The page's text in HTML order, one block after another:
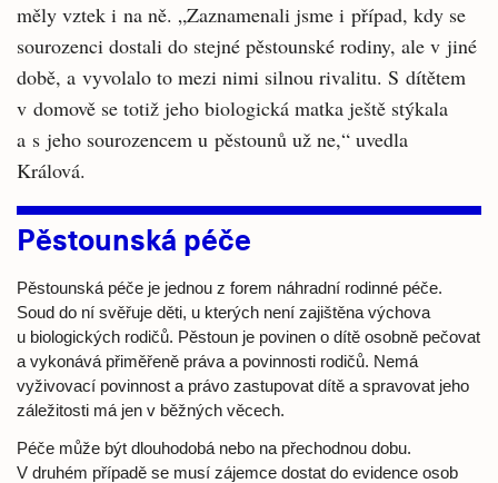
měly vztek i na ně. „Zaznamenali jsme i případ, kdy se
sourozenci dostali do stejné pěstounské rodiny, ale v jiné
době, a vyvolalo to mezi nimi silnou rivalitu. S dítětem
v domově se totiž jeho biologická matka ještě stýkala
a s jeho sourozencem u pěstounů už ne,“ uvedla
Králová.
Pěstounská péče
Pěstounská péče je jednou z forem náhradní rodinné péče.
Soud do ní svěřuje děti, u kterých není zajištěna výchova
u biologických rodičů. Pěstoun je povinen o dítě osobně pečovat
a vykonává přiměřeně práva a povinnosti rodičů. Nemá
vyživovací povinnost a právo zastupovat dítě a spravovat jeho
záležitosti má jen v běžných věcech.
Péče může být dlouhodobá nebo na přechodnou dobu.
V druhém případě se musí zájemce dostat do evidence osob